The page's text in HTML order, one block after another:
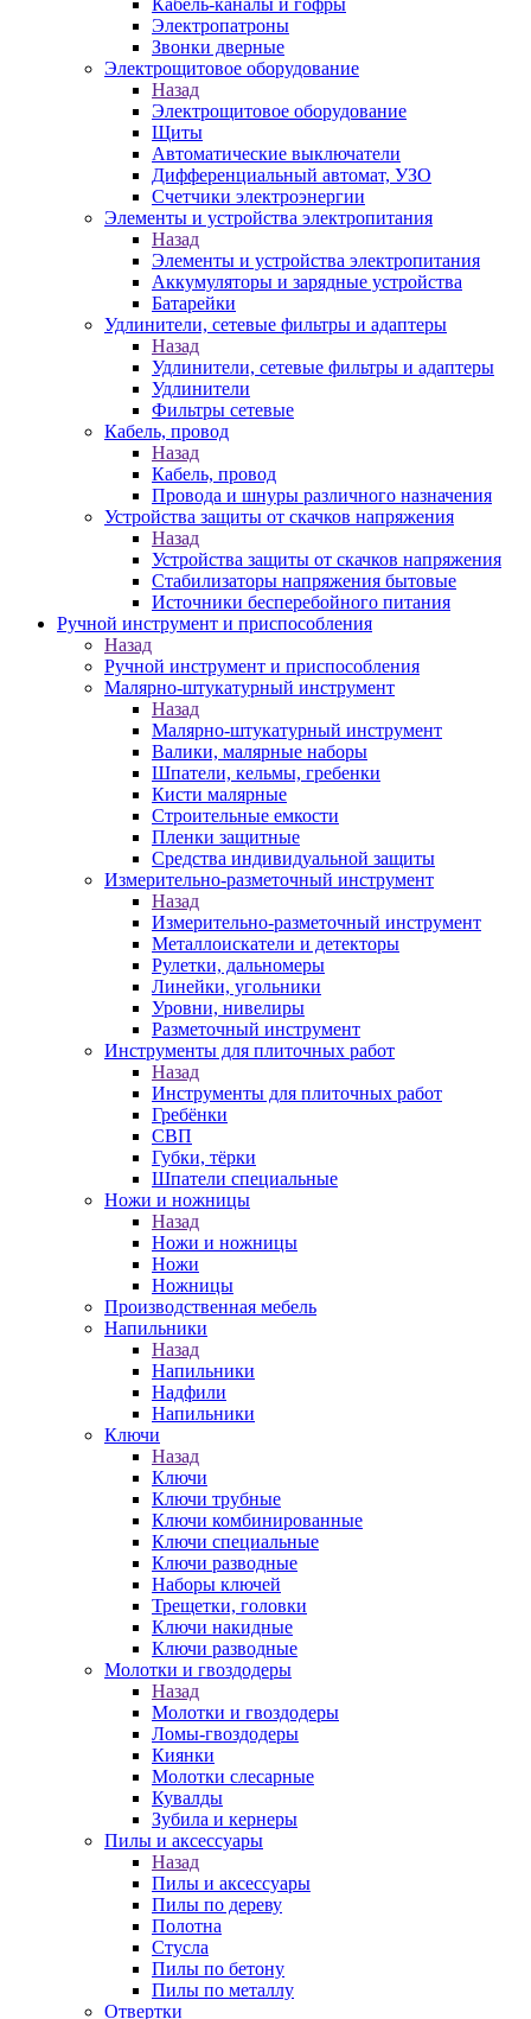
Кабель-каналы и гофры
Электропатроны
Звонки дверные
Электрощитовое оборудование
Назад
Электрощитовое оборудование
Щиты
Автоматические выключатели
Дифференциальный автомат, УЗО
Счетчики электроэнергии
Элементы и устройства электропитания
Назад
Элементы и устройства электропитания
Аккумуляторы и зарядные устройства
Батарейки
Удлинители, сетевые фильтры и адаптеры
Назад
Удлинители, сетевые фильтры и адаптеры
Удлинители
Фильтры сетевые
Кабель, провод
Назад
Кабель, провод
Провода и шнуры различного назначения
Устройства защиты от скачков напряжения
Назад
Устройства защиты от скачков напряжения
Стабилизаторы напряжения бытовые
Источники бесперебойного питания
Ручной инструмент и приспособления
Назад
Ручной инструмент и приспособления
Малярно-штукатурный инструмент
Назад
Малярно-штукатурный инструмент
Валики, малярные наборы
Шпатели, кельмы, гребенки
Кисти малярные
Строительные емкости
Пленки защитные
Средства индивидуальной защиты
Измерительно-разметочный инструмент
Назад
Измерительно-разметочный инструмент
Металлоискатели и детекторы
Рулетки, дальномеры
Линейки, угольники
Уровни, нивелиры
Разметочный инструмент
Инструменты для плиточных работ
Назад
Инструменты для плиточных работ
Гребёнки
СВП
Губки, тёрки
Шпатели специальные
Ножи и ножницы
Назад
Ножи и ножницы
Ножи
Ножницы
Производственная мебель
Напильники
Назад
Напильники
Надфили
Напильники
Ключи
Назад
Ключи
Ключи трубные
Ключи комбинированные
Ключи специальные
Ключи разводные
Наборы ключей
Трещетки, головки
Ключи накидные
Ключи разводные
Молотки и гвоздодеры
Назад
Молотки и гвоздодеры
Ломы-гвоздодеры
Киянки
Молотки слесарные
Кувалды
Зубила и кернеры
Пилы и аксессуары
Назад
Пилы и аксессуары
Пилы по дереву
Полотна
Стусла
Пилы по бетону
Пилы по металлу
Отвертки